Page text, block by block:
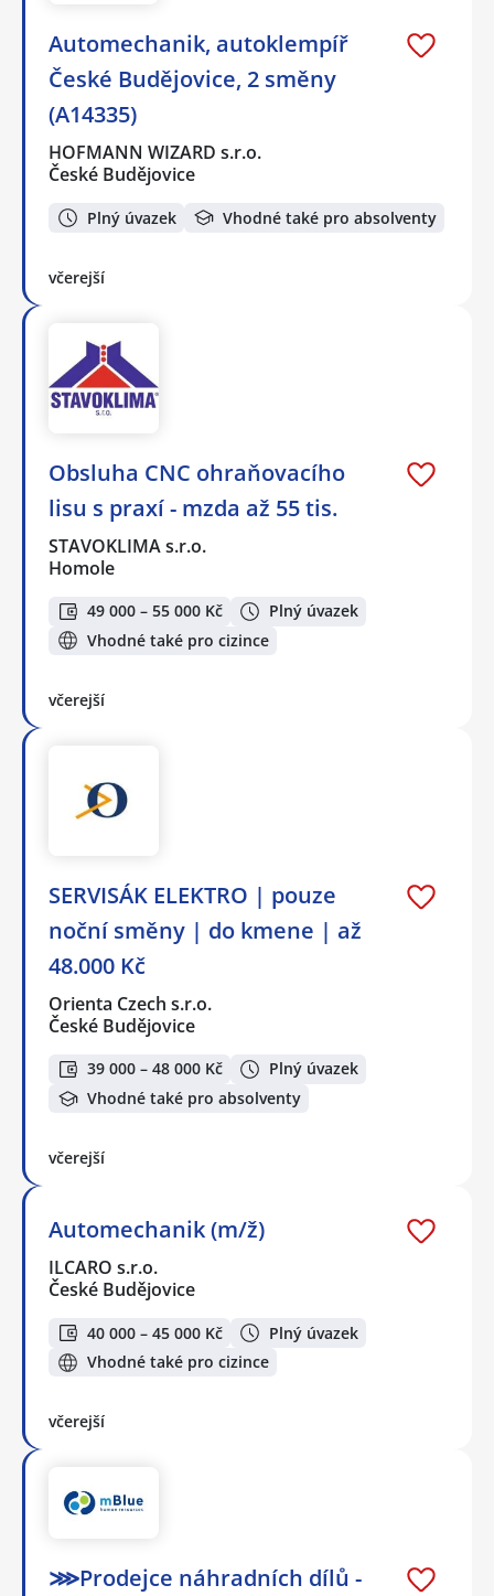
Automechanik, autoklempíř
České Budějovice, 2 směny
(A14335)
HOFMANN WIZARD s.r.o.
České Budějovice
Plný úvazek Vhodné také pro absolventy
včerejší
Obsluha CNC ohraňovacího
lisu s praxí - mzda až 55 tis.
STAVOKLIMA s.r.o.
Homole
49 000 – 55 000 Kč
Plný úvazek
Vhodné také pro cizince
včerejší
SERVISÁK ELEKTRO | pouze
noční směny | do kmene | až
48.000 Kč
Orienta Czech s.r.o.
České Budějovice
39 000 – 48 000 Kč
Plný úvazek
Vhodné také pro absolventy
včerejší
Automechanik (m/ž)
ILCARO s.r.o.
České Budějovice
40 000 – 45 000 Kč
Plný úvazek
Vhodné také pro cizince
včerejší
⋙Prodejce náhradních dílů -